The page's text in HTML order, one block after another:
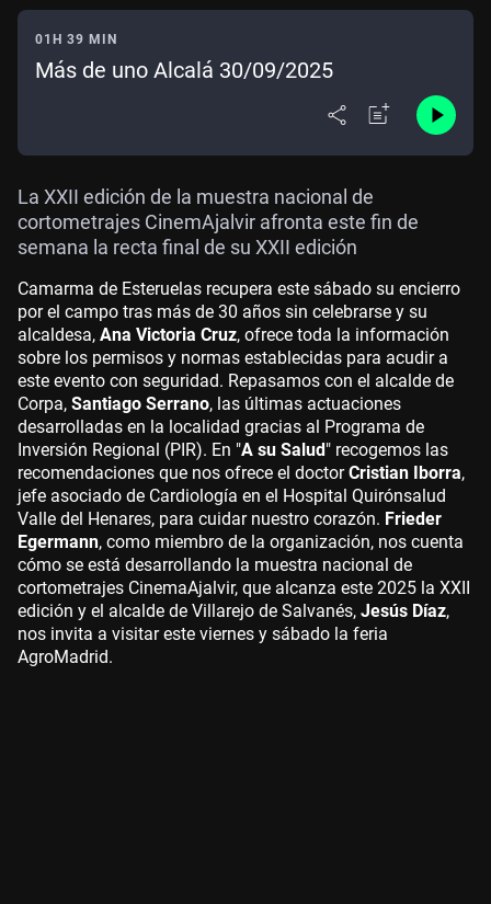
01H 39 MIN
Más de uno Alcalá 30/09/2025
La XXII edición de la muestra nacional de
cortometrajes CinemAjalvir afronta este fin de
semana la recta final de su XXII edición
Camarma de Esteruelas recupera este sábado su encierro
por el campo tras más de 30 años sin celebrarse y su
alcaldesa, Ana Victoria Cruz, ofrece toda la información
sobre los permisos y normas establecidas para acudir a
este evento con seguridad. Repasamos con el alcalde de
Corpa, Santiago Serrano, las últimas actuaciones
desarrolladas en la localidad gracias al Programa de
Inversión Regional (PIR). En "A su Salud" recogemos las
recomendaciones que nos ofrece el doctorCristian Iborra,
jefe asociado de Cardiología en el Hospital Quirónsalud
Valle del Henares, para cuidar nuestro corazón. Frieder
Egermann, como miembro de la organización, nos cuenta
cómo se está desarrollando la muestra nacional de
cortometrajes CinemaAjalvir, que alcanza este 2025 la XXII
edición y el alcalde de Villarejo de Salvanés, Jesús Díaz,
nos invita a visitar este viernes y sábado la feria
AgroMadrid.